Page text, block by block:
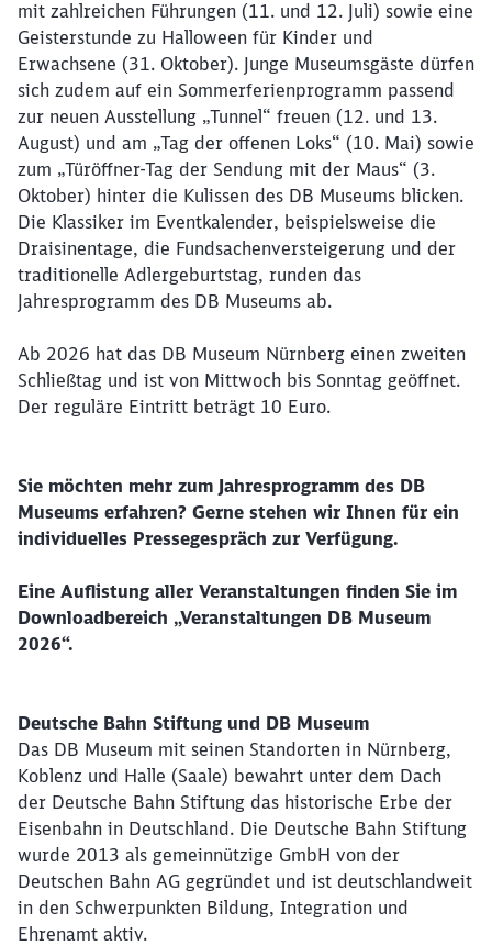
mit zahlreichen Führungen (11. und 12. Juli) sowie eine
Geisterstunde zu Halloween für Kinder und
Erwachsene (31. Oktober). Junge Museumsgäste dürfen
sich zudem auf ein Sommerferienprogramm passend
zur neuen Ausstellung „Tunnel“ freuen (12. und 13.
August) und am „Tag der offenen Loks“ (10. Mai) sowie
zum „Türöffner-Tag der Sendung mit der Maus“ (3.
Oktober) hinter die Kulissen des DB Museums blicken.
Die Klassiker im Eventkalender, beispielsweise die
Draisinentage, die Fundsachenversteigerung und der
traditionelle Adlergeburtstag, runden das
Jahresprogramm des DB Museums ab.
Ab 2026 hat das DB Museum Nürnberg einen zweiten
Schließtag und ist von Mittwoch bis Sonntag geöffnet.
Der reguläre Eintritt beträgt 10 Euro.
Sie möchten mehr zum Jahresprogramm des DB
Museums erfahren? Gerne stehen wir Ihnen für ein
individuelles Pressegespräch zur Verfügung.
Eine Auflistung aller Veranstaltungen finden Sie im
Downloadbereich „Veranstaltungen DB Museum
2026“.
Deutsche Bahn Stiftung und DB Museum
Das DB Museum mit seinen Standorten in Nürnberg,
Koblenz und Halle (Saale) bewahrt unter dem Dach
der Deutsche Bahn Stiftung das historische Erbe der
Eisenbahn in Deutschland. Die Deutsche Bahn Stiftung
wurde 2013 als gemeinnützige GmbH von der
Deutschen Bahn AG gegründet und ist deutschlandweit
in den Schwerpunkten Bildung, Integration und
Ehrenamt aktiv.
Möchten Sie zu weitergeleitet
werden?
Abbrechen Weiter